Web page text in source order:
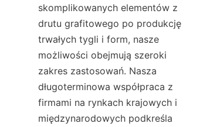
skomplikowanych elementów z
drutu grafitowego po produkcję
trwałych tygli i form, nasze
możliwości obejmują szeroki
zakres zastosowań. Nasza
długoterminowa współpraca z
firmami na rynkach krajowych i
międzynarodowych podkreśla